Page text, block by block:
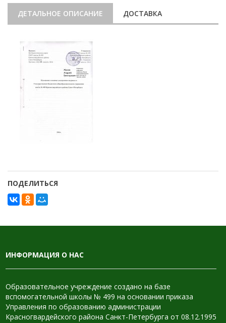
ДЕТАЛЬНОЕ ОПИСАНИЕ ДОСТАВКА
ПОДЕЛИТЬСЯ
ИНФОРМАЦИЯ О НАС
Образовательное учреждение создано на базе
вспомогательной школы № 499 на основании приказа
Управления по образованию администрации
Красногвардейского района Санкт-Петербурга от 08.12.1995